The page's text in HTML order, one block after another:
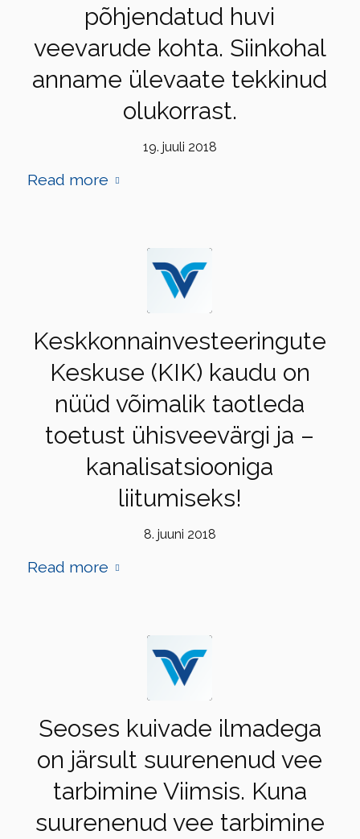
põhjendatud huvi
veevarude kohta. Siinkohal
anname ülevaate tekkinud
olukorrast.
19. juuli 2018
Read more
Keskkonnainvesteeringute
Keskuse (KIK) kaudu on
nüüd võimalik taotleda
toetust ühisveevärgi ja –
kanalisatsiooniga
liitumiseks!
8. juuni 2018
Read more
Seoses kuivade ilmadega
on järsult suurenenud vee
tarbimine Viimsis. Kuna
suurenenud vee tarbimine